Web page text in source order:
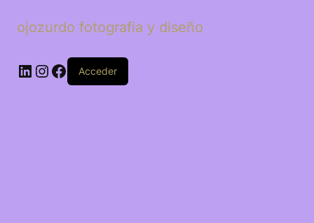
ojozurdo fotografia y diseño
LinkedIn
Instagram
Facebook
Acceder